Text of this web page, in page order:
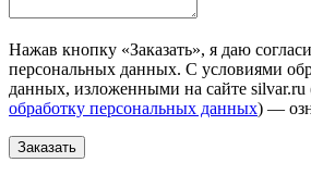
Нажав кнопку «Заказать», я даю
персональных данных. С условиями
данных, изложенными на сайте silvar.ru
обработку персональных данных) —
Заказать